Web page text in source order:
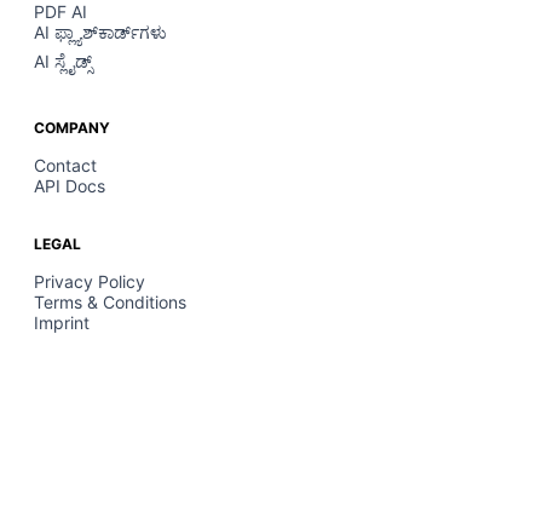
PDF AI
AI ಫ್ಲ್ಯಾಶ್‌ಕಾರ್ಡ್‌ಗಳು
AI ಸ್ಲೈಡ್ಸ್
COMPANY
Contact
API Docs
LEGAL
Privacy Policy
Terms & Conditions
Imprint